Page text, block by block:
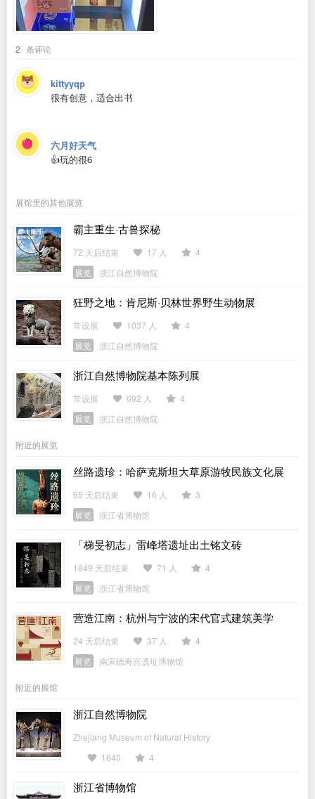
2 条评论
kittyyqp
很有创意，适合出书
六月好天气
👍玩的很6
展馆里的其他展览
霸主重生·古兽探秘
72 天后结束 17 人
4
展览
浙江自然博物院
狂野之地：肯尼斯·贝林世界野生动物展
常设展 1037 人
4
展览
浙江自然博物院
浙江自然博物院基本陈列展
常设展 692 人
4
展览
浙江自然博物院
附近的展览
丝路遗珍：哈萨克斯坦大草原游牧民族文化展
65 天后结束 16 人
3
展览
浙江省博物馆
「梯旻初志」雷峰塔遗址出土铭文砖
1849 天后结束 71 人
4
展览
浙江省博物馆
营造江南：杭州与宁波的宋代官式建筑美学
24 天后结束 37 人
4
展览
南宋德寿宫遗址博物馆
附近的展馆
浙江自然博物院
Zhejiang Museum of Natural History
1640
4
浙江省博物馆